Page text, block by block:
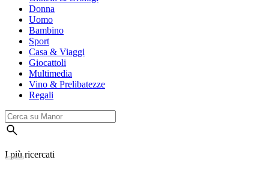
Donna
Uomo
Bambino
Sport
Casa & Viaggi
Giocattoli
Multimedia
Vino & Prelibatezze
Regali
I più ricercati